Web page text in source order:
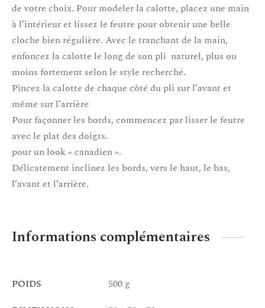
de votre choix. Pour modeler la calotte, placez une main
à l’intérieur et lissez le feutre pour obtenir une belle
cloche bien régulière. Avec le tranchant de la main,
enfoncez la calotte le long de son pli naturel, plus ou
moins fortement selon le style recherché.
Pincez la calotte de chaque côté du pli sur l’avant et
même sur l’arrière
Pour façonner les bords, commencez par lisser le feutre
avec le plat des doigts.
pour un look « canadien ».
Délicatement inclinez les bords, vers le haut, le bas,
l’avant et l’arrière.
Informations complémentaires
POIDS
500 g